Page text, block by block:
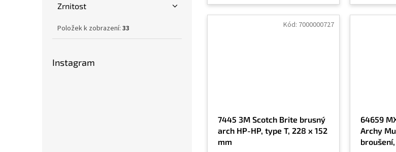
Zrnitost
Položek k zobrazení: 33
Instagram
7445 3M Scotch Brite brusný
arch HP-HP, type T, 228 x 152
mm
Kód: 7000000727
64659
Archy